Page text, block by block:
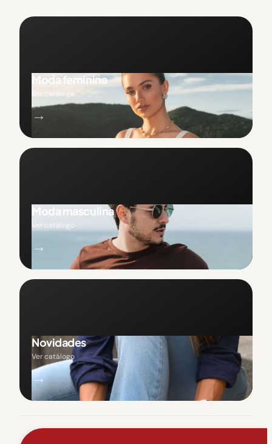
Moda feminina
Ver catálogo
→
Moda masculina
Ver catálogo
→
Novidades
Ver catálogo
→